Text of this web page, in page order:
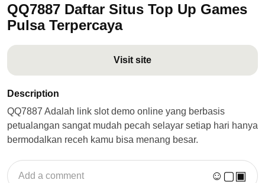
QQ7887 Daftar Situs Top Up Games
Pulsa Terpercaya
Visit site
Description
QQ7887 Adalah link slot demo online yang berbasis
petualangan sangat mudah pecah selayar setiap hari hanya
bermodalkan receh kamu bisa menang besar.
Add a comment ☺ ▢▣